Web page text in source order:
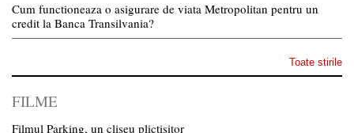
Cum functioneaza o asigurare de viata Metropolitan pentru un
credit la Banca Transilvania?
Toate stirile
FILME
Filmul Parking, un cliseu plictisitor